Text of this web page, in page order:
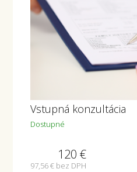
Vstupná konzultácia
Dostupné
120 €
97,56€ bez DPH